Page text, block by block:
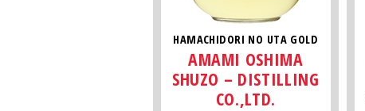
HAMACHIDORI NO UTA GOLD
AMAMI OSHIMA
SHUZO – DISTILLING
CO.,LTD.